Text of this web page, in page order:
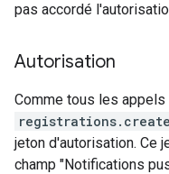
pas accordé
Autorisation
Comme tous les
jeton d'autorisation. Ce
champ "Notifications